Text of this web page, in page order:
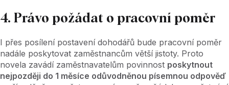
4. Právo požádat o pracovní poměr
I přes posílení postavení dohodářů bude pracovní poměr
nadále poskytovat zaměstnancům větší jistoty. Proto
novela zavádí zaměstnavatelům povinnost poskytnout
nejpozději do 1 měsíce odůvodněnou písemnou odpověď